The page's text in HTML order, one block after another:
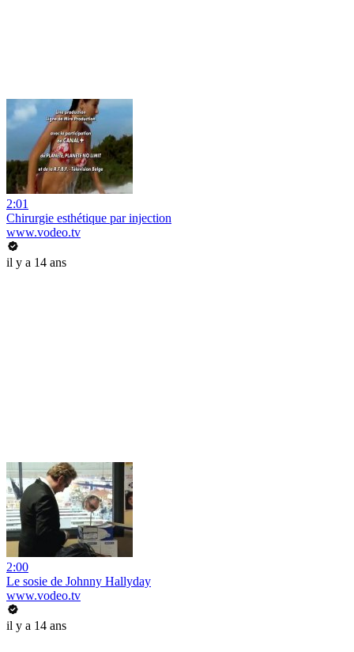
2:01
Chirurgie esthétique par injection
www.vodeo.tv
il y a 14 ans
2:00
Le sosie de Johnny Hallyday
www.vodeo.tv
il y a 14 ans